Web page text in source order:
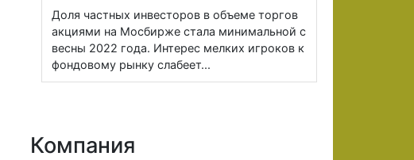
Доля частных инвесторов в объеме торгов
акциями на Мосбирже стала минимальной с
весны 2022 года. Интерес мелких игроков к
фондовому рынку слабеет...
Компания